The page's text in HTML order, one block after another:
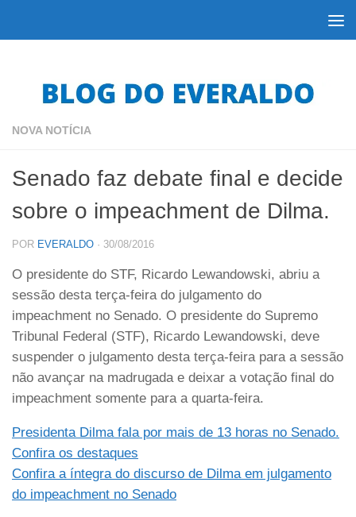
NOVA NOTÍCIA
Senado faz debate final e decide
sobre o impeachment de Dilma.
POR EVERALDO · 30/08/2016
O presidente do STF, Ricardo Lewandowski, abriu a
sessão desta terça-feira do julgamento do
impeachment no Senado. O presidente do Supremo
Tribunal Federal (STF), Ricardo Lewandowski, deve
suspender o julgamento desta terça-feira para a sessão
não avançar na madrugada e deixar a votação final do
impeachment somente para a quarta-feira.
Presidenta Dilma fala por mais de 13 horas no Senado.
Confira os destaques
Confira a íntegra do discurso de Dilma em julgamento
do impeachment no Senado